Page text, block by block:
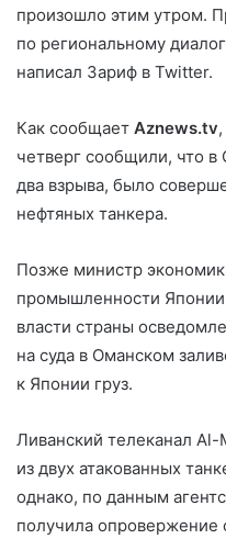
произошло этим утром.
по региональному
написал Зариф в Twitter.
Как сообщает Aznews.tv
четверг сообщили, что
два взрыва, было
нефтяных танкера.
Позже министр
промышленности Японии
власти страны
на суда в Оманском
к Японии груз.
Ливанский телеканал
из двух атакованных
однако, по данным
получила